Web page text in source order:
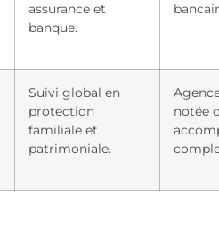
assurance et
banque.
Suivi global en
protection
familiale et
patrimoniale.
notée